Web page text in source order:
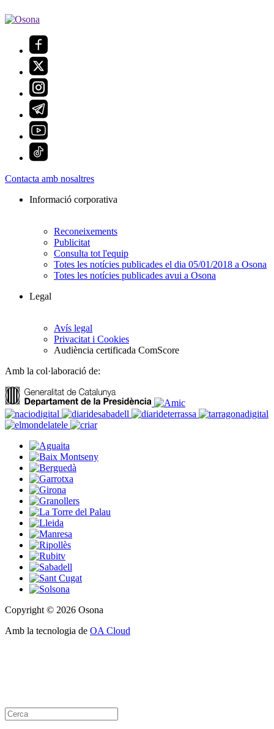
Contacta amb nosaltres
Informació corporativa
Reconeixements
Publicitat
Consulta tot l'equip
Totes les notícies publicades el dia 05/01/2018 a Osona
Totes les notícies publicades avui a Osona
Legal
Avís legal
Privacitat i Cookies
Audiència certificada ComScore
Amb la col·laboració de:
Copyright © 2026 Osona
Amb la tecnologia de OA Cloud